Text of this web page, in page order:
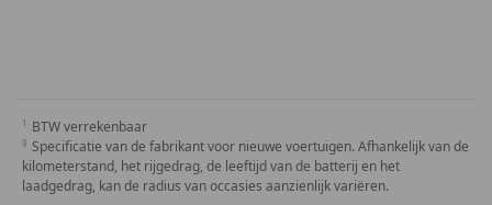
BTW verrekenbaar
Specificatie van de fabrikant voor nieuwe voertuigen. Afhankelijk van de
kilometerstand, het rijgedrag, de leeftijd van de batterij en het
laadgedrag, kan de radius van occasies aanzienlijk variëren.